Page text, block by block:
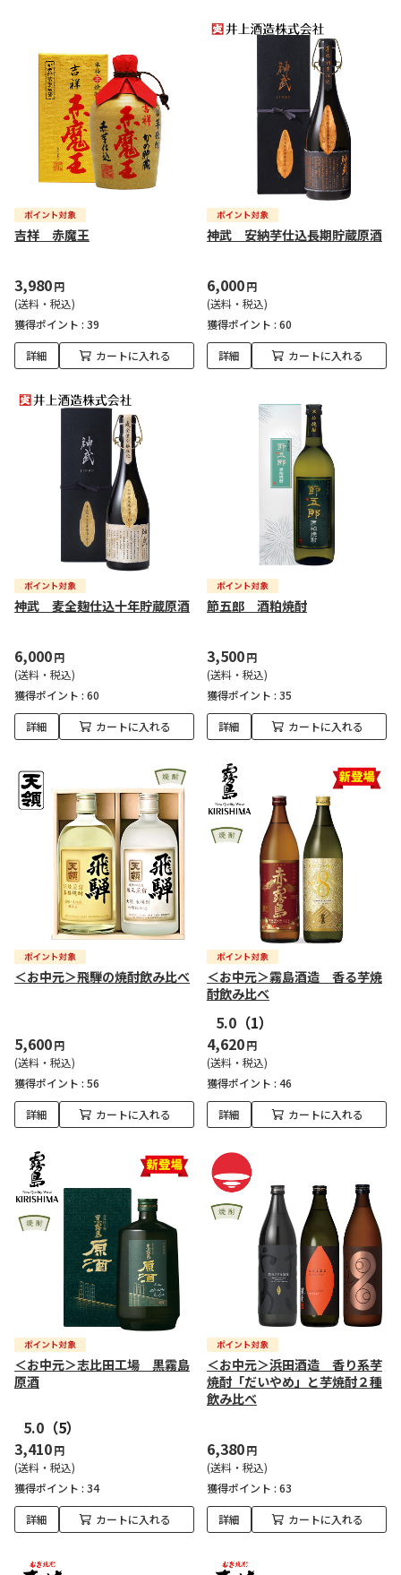
吉祥 赤魔王
3,980円
(送料・税込)
獲得ポイント : 39
詳細 カートに入れる
神武 安納芋仕込長期貯蔵原酒
6,000円
(送料・税込)
獲得ポイント : 60
詳細 カートに入れる
神武 麦全麹仕込十年貯蔵原酒
6,000円
(送料・税込)
獲得ポイント : 60
詳細 カートに入れる
節五郎 酒粕焼酎
3,500円
(送料・税込)
獲得ポイント : 35
詳細 カートに入れる
＜お中元＞飛騨の焼酎飲み比べ
5,600円
(送料・税込)
獲得ポイント : 56
詳細 カートに入れる
＜お中元＞霧島酒造 香る芋焼
酎飲み比べ
5.0 （1）
4,620円
(送料・税込)
獲得ポイント : 46
詳細 カートに入れる
＜お中元＞志比田工場 黒霧島
原酒
5.0 （5）
3,410円
(送料・税込)
獲得ポイント : 34
詳細 カートに入れる
＜お中元＞浜田酒造 香り系芋
焼酎「だいやめ」と芋焼酎２種
飲み比べ
6,380円
(送料・税込)
獲得ポイント : 63
詳細 カートに入れる